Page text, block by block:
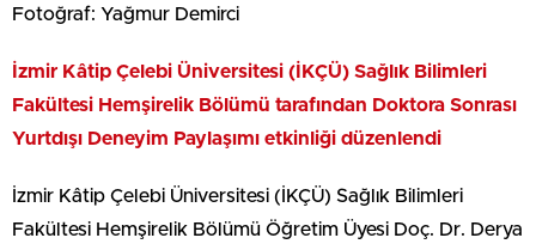
Fotoğraf: Yağmur Demirci
İzmir Kâtip Çelebi Üniversitesi (İKÇÜ) Sağlık Bilimleri
Fakültesi Hemşirelik Bölümü tarafından Doktora Sonrası
Yurtdışı Deneyim Paylaşımı etkinliği düzenlendi
İzmir Kâtip Çelebi Üniversitesi (İKÇÜ) Sağlık Bilimleri
Fakültesi Hemşirelik Bölümü Öğretim Üyesi Doç. Dr. Derya